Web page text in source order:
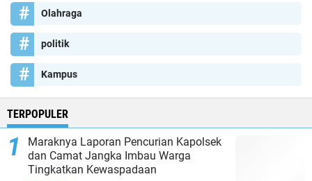
Olahraga
politik
Kampus
TERPOPULER
Maraknya Laporan Pencurian Kapolsek
dan Camat Jangka Imbau Warga
Tingkatkan Kewaspadaan